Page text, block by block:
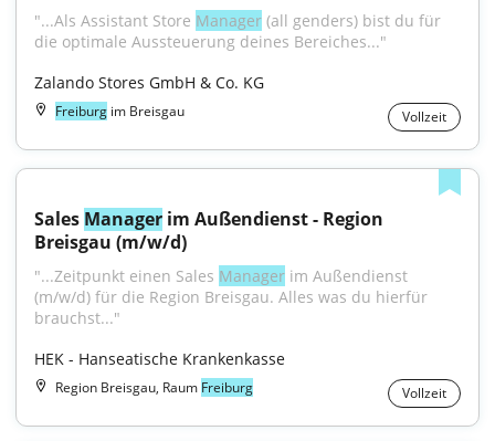
"...Als Assistant Store Manager (all genders) bist du für
die optimale Aussteuerung deines Bereiches..."
Zalando Stores GmbH & Co. KG
Freiburg im Breisgau Vollzeit
Sales Manager im Außendienst - Region
Breisgau (m/w/d)
"...Zeitpunkt einen Sales Manager im Außendienst
(m/w/d) für die Region Breisgau. Alles was du hierfür
brauchst..."
HEK - Hanseatische Krankenkasse
Region Breisgau, Raum Freiburg Vollzeit